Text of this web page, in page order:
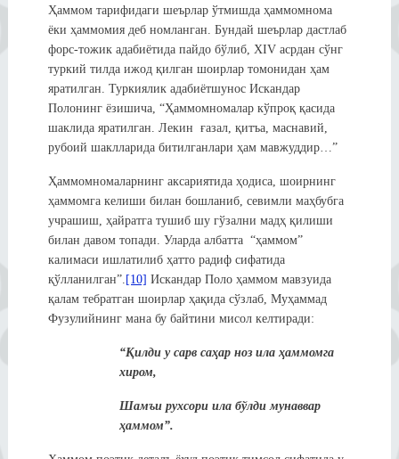
Ҳаммом тарифидаги шеърлар ўтмишда ҳаммомнома
ёки ҳаммомия деб номланган. Бундай шеърлар дастлаб
форс-тожик адабиётида пайдо бўлиб, XIV асрдан сўнг
туркий тилда ижод қилган шоирлар томонидан ҳам
яратилган. Туркиялик адабиётшунос Искандар
Полонинг ёзишича, “Ҳаммомномалар кўпроқ қасида
шаклида яратилган. Лекин ғазал, қитъа, маснавий,
рубоий шаклларида битилганлари ҳам мавжуддир…”
Ҳаммомномаларнинг аксариятида ҳодиса, шоирнинг
ҳаммомга келиши билан бошланиб, севимли маҳбубга
учрашиш, ҳайратга тушиб шу гўзални мадҳ қилиши
билан давом топади. Уларда албатта “ҳаммом”
калимаси ишлатилиб ҳатто радиф сифатида
қўлланилган”. [10] Искандар Поло ҳаммом мавзуида
қалам тебратган шоирлар ҳақида сўзлаб, Муҳаммад
Фузулийнинг мана бу байтини мисол келтиради:
“Қилди у сарв саҳар ноз ила ҳаммомга
хиром,
Шамъи рухсори ила бўлди мунаввар
ҳаммом”.